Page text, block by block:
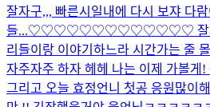
잘자구,,, 빠른시일내에 다시 보쟈 다람
들...♡♡♡♡♡♡♡♡♡♡♡♡♡ 잘자
리들이랑 이야기하느라 시간가는 줄
자주자주 하자 헤헤 나는 이제 가볼게
그리고 오늘 효정언니 첫공 응원많이